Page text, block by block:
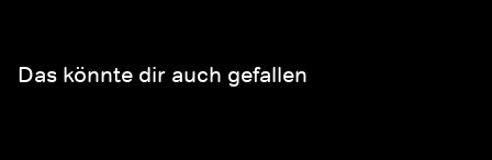
Das könnte dir auch gefallen